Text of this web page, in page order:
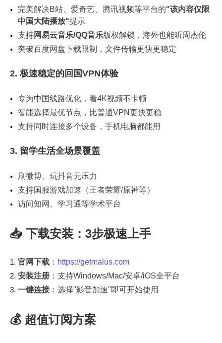
完美解决B站、爱奇艺、腾讯视频等平台的"该内容仅限
中国大陆播放"提示
支持网易云音乐/QQ音乐版权解锁，海外也能听周杰伦
突破百度网盘下载限制，文件传输更快更稳定
2. 极速稳定的回国VPN体验
专为中国线路优化，看4K视频不卡顿
智能选择最优节点，比普通VPN更快更稳
支持同时连接多个设备，手机电脑都能用
3. 留学生活全场景覆盖
刷微博、玩抖音无压力
支持国服游戏加速（王者荣耀/原神等）
访问知网、学习通等学术平台
📥 下载安装：3步极速上手
官网下载 ： https://getmalus.com
安装注册 ：支持Windows/Mac/安卓/iOS全平台
一键连接：选择"影音加速"即可开始使用
💰 超值订阅方案